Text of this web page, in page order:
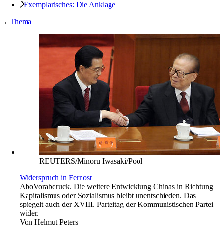
Exemplarisches: Die Anklage
→ Thema
REUTERS/Minoru Iwasaki/Pool
Widerspruch in Fernost
AboVorabdruck. Die weitere Entwicklung Chinas in Richtung
Kapitalismus oder Sozialismus bleibt unentschieden. Das
spiegelt auch der XVIII. Parteitag der Kommunistischen Partei
wider.
Von Helmut Peters